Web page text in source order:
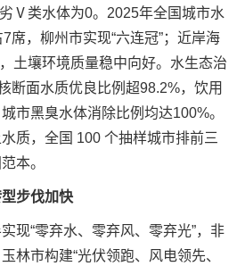
Ⅴ类水体为0。2025年全国城市水
席，柳州市实现“六连冠”；近岸海
土壤环境质量稳中向好。水生态治
断面水质优良比例超98.2%，饮用
市黑臭水体消除比例均达100%。
质，全国 100 个抽样城市排前三
本。
步伐加快
“零弃水、零弃风、零弃光”，非
林市构建“光伏领跑、风电领先、